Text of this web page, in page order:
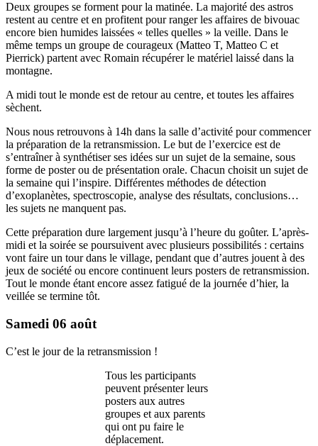
Deux groupes se forment pour la matinée. La majorité des astros
restent au centre et en profitent pour ranger les affaires de bivouac
encore bien humides laissées « telles quelles » la veille. Dans le
même temps un groupe de courageux (Matteo T, Matteo C et
Pierrick) partent avec Romain récupérer le matériel laissé dans la
montagne.
A midi tout le monde est de retour au centre, et toutes les affaires
sèchent.
Nous nous retrouvons à 14h dans la salle d’activité pour commencer
la préparation de la retransmission. Le but de l’exercice est de
s’entraîner à synthétiser ses idées sur un sujet de la semaine, sous
forme de poster ou de présentation orale. Chacun choisit un sujet de
la semaine qui l’inspire. Différentes méthodes de détection
d’exoplanètes, spectroscopie, analyse des résultats, conclusions…
les sujets ne manquent pas.
Cette préparation dure largement jusqu’à l’heure du goûter. L’après-
midi et la soirée se poursuivent avec plusieurs possibilités : certains
vont faire un tour dans le village, pendant que d’autres jouent à des
jeux de société ou encore continuent leurs posters de retransmission.
Tout le monde étant encore assez fatigué de la journée d’hier, la
veillée se termine tôt.
Samedi 06 août
C’est le jour de la retransmission !
Tous les participants
peuvent présenter leurs
posters aux autres
groupes et aux parents
qui ont pu faire le
déplacement.